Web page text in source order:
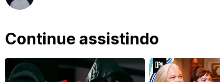
Continue assistindo